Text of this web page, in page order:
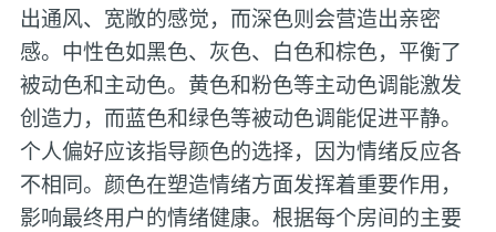
出通风、宽敞的感觉，而深色则会营造出亲密
感。中性色如黑色、灰色、白色和棕色，平衡了
被动色和主动色。黄色和粉色等主动色调能激发
创造力，而蓝色和绿色等被动色调能促进平静。
个人偏好应该指导颜色的选择，因为情绪反应各
不相同。颜色在塑造情绪方面发挥着重要作用，
影响最终用户的情绪健康。根据每个房间的主要